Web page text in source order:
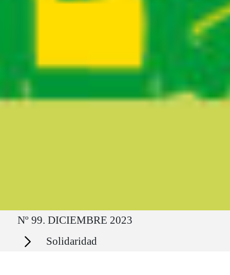
Ruta del sitio
Nº 99. DICIEMBRE 2023
Secciones Solidaridad